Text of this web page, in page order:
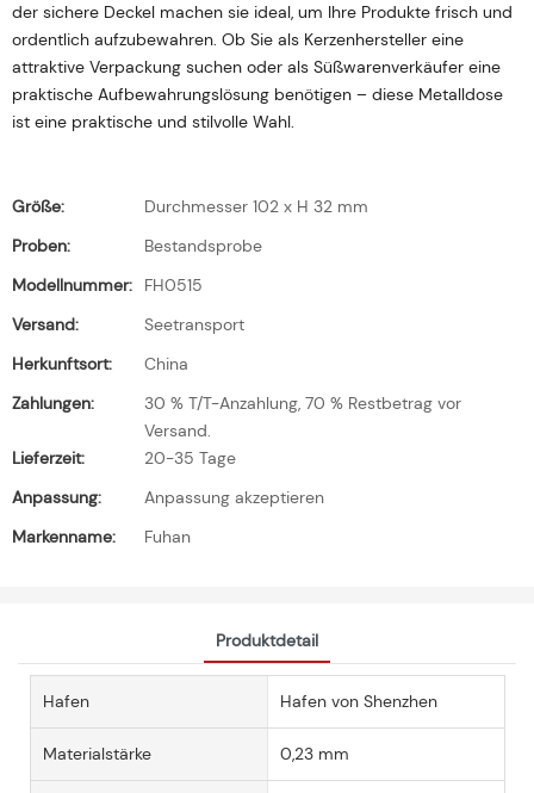
der sichere Deckel machen sie ideal, um Ihre Produkte frisch und
ordentlich aufzubewahren. Ob Sie als Kerzenhersteller eine
attraktive Verpackung suchen oder als Süßwarenverkäufer eine
praktische Aufbewahrungslösung benötigen – diese Metalldose
ist eine praktische und stilvolle Wahl.
Größe:
Durchmesser 102 x H 32 mm
Proben:
Bestandsprobe
Modellnummer:
FH0515
Versand:
Seetransport
Herkunftsort:
China
Zahlungen:
30 % T/T-Anzahlung, 70 % Restbetrag vor
Versand.
Lieferzeit:
20-35 Tage
Anpassung:
Anpassung akzeptieren
Markenname:
Fuhan
Produktdetail
Hafen Hafen von Shenzhen
Materialstärke 0,23 mm